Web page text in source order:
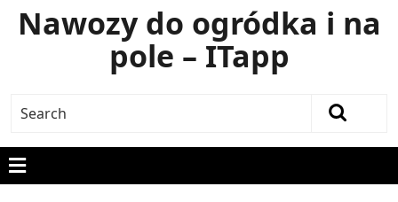
Nawozy do ogródka i na
pole – ITapp